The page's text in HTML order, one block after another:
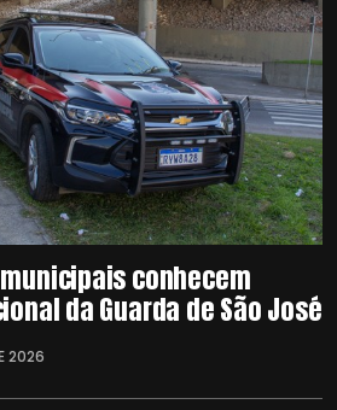
conhecem
da Guarda de São José
2026